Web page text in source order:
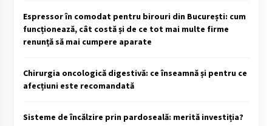
Espressor în comodat pentru birouri din București: cum
funcționează, cât costă și de ce tot mai multe firme
renunță să mai cumpere aparate
Chirurgia oncologică digestivă: ce înseamnă și pentru ce
afecțiuni este recomandată
Sisteme de încălzire prin pardoseală: merită investiția?